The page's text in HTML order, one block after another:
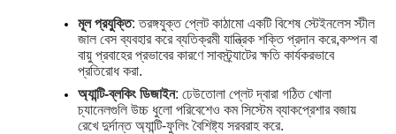
মূল প্রযুক্তি: তরঙ্গযুক্ত প্লেট কাঠামো একটি বিশেষ স্টেইনলেস স্টীল
জাল বেস ব্যবহার করে ব্যতিক্রমী যান্ত্রিক শক্তি প্রদান করে,কম্পন বা
বায়ু প্রবাহের প্রভাবের কারণে সাবস্ট্র্যাটের ক্ষতি কার্যকরভাবে
প্রতিরোধ করা.
অ্যান্টি-ব্লকিং ডিজাইন: ঢেউতোলা প্লেট দ্বারা গঠিত খোলা
চ্যানেলগুলি উচ্চ ধুলো পরিবেশেও কম সিস্টেম ব্যাকপ্রেশার বজায়
রেখে দুর্দান্ত অ্যান্টি-ফুলিং বৈশিষ্ট্য সরবরাহ করে.